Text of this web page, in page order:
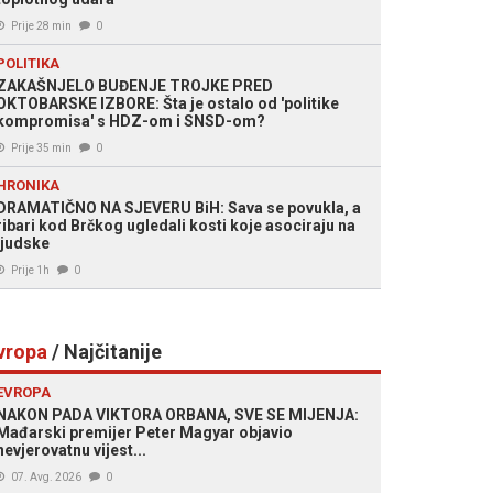
Prije 28 min 0
BUĐENJE TROJKE PRED
IZBORE: Šta je ostalo od 'politike
s HDZ-om i SNSD-om?
Prije 35 min 0
NA SJEVERU BiH: Sava se povukla, a
kod Brčkog ugledali kosti koje asociraju na
Prije 1h 0
/ Najčitanije
PADA VIKTORA ORBANA, SVE SE MIJENJA:
premijer Peter Magyar objavio
vijest...
07. Avg. 2026 0